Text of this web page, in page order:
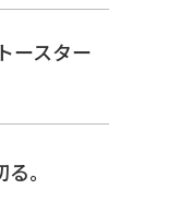
ースター
。